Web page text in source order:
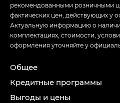
рекомендованными розничными
фактических цен, действующих у
Актуальную информацию о
комплектациях, стоимости,
оформления уточняйте у
Общее
Кредитные программы
Выгоды и цены